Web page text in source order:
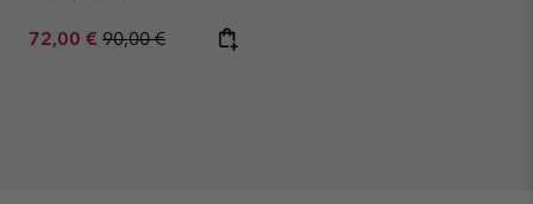
Sale price:
72,00 € Regular price:
90,00 €